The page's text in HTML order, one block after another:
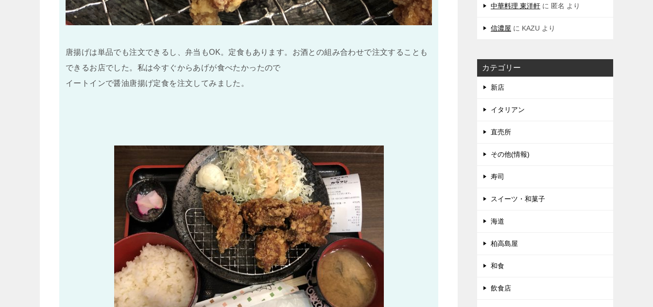
唐揚げは単品でも注文できるし、弁当もOK。定食もあります。お酒との組み合わせで注文することも
できるお店でした。私は今すぐからあげが食べたかったので
イートインで醤油唐揚げ定食を注文してみました。
中華料理 東洋軒 に 匿名 より
信濃屋 に KAZU より
カテゴリー
新店
イタリアン
直売所
その他(情報)
寿司
スイーツ・和菓子
海道
柏高島屋
和食
飲食店